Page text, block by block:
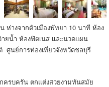
ห่างจากตัวเมืองพัทยา 10 นาที ห้อง
ยน้ำ ห้องฟิตเนส เเละนวดแผน
ศูนย์การท่องเที่ยวจังหวัดชลบุรี
ครบครัน ตกแต่งสวยงามทันสมัย